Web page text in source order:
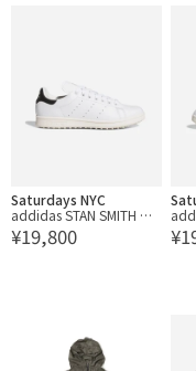
Saturdays NYC
addidas STAN SMITH GO
LF
¥19,800
LF